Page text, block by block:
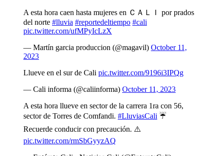
A esta hora caen hasta mujeres en ＣＡＬＩ por prados
del norte #lluvia #reportedeltiempo #cali
pic.twitter.com/ufMPyIcLzX
— Martín garcia produccion (@magavil) October 11,
2023
Llueve en el sur de Cali pic.twitter.com/9196i3IPQg
— Cali informa (@caliinforma) October 11, 2023
A esta hora llueve en sector de la carrera 1ra con 56,
sector de Torres de Comfandi. #LluviasCali ☔️
Recuerde conducir con precaución. ⚠️
pic.twitter.com/rmSbGyyzAQ